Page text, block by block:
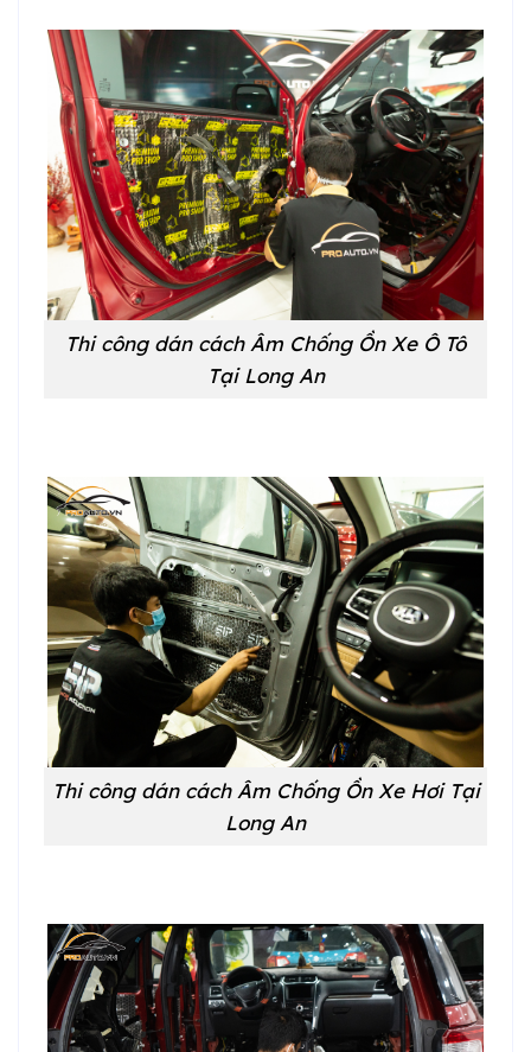
Thi công dán cách Âm Chống Ồn Xe Ô Tô
Tại Long An
Thi công dán cách Âm Chống Ồn Xe Hơi Tại
Long An